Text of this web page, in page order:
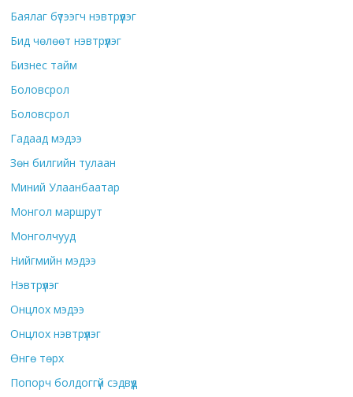
Баялаг бүтээгч нэвтрүүлэг
Бид чөлөөт нэвтрүүлэг
Бизнес тайм
Боловсрол
Боловсрол
Гадаад мэдээ
Зөн билгийн тулаан
Миний Улаанбаатар
Монгол маршрут
Монголчууд
Нийгмийн мэдээ
Нэвтрүүлэг
Онцлох мэдээ
Онцлох нэвтрүүлэг
Өнгө төрх
Попорч болдоггүй сэдвүүд